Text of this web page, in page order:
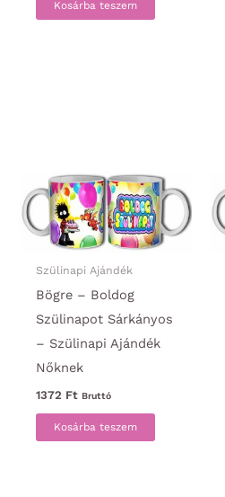
Kosárba teszem
Szülinapi Ajándék
Bögre – Boldog
Szülinapot Sárkányos
– Szülinapi Ajándék
Nőknek
1372 Ft Bruttó
Kosárba teszem